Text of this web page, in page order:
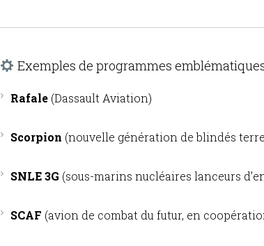
Exemples de programmes
Rafale (Dassault Aviation)
Scorpion (nouvelle génération de blindés
SNLE 3G (sous-marins nucléaires lanceurs
SCAF (avion de combat du futur, en